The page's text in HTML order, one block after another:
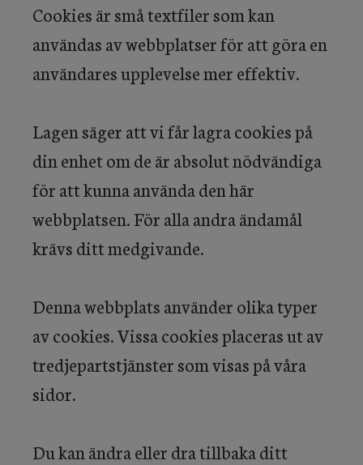
Cookies är små textfiler som kan
användas av webbplatser för att göra en
användares upplevelse mer effektiv.
Lagen säger att vi får lagra cookies på
din enhet om de är absolut nödvändiga
för att kunna använda den här
webbplatsen. För alla andra ändamål
krävs ditt medgivande.
Denna webbplats använder olika typer
av cookies. Vissa cookies placeras ut av
tredjepartstjänster som visas på våra
sidor.
Du kan ändra eller dra tillbaka ditt